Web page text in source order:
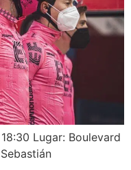
Lugar: Boulevard